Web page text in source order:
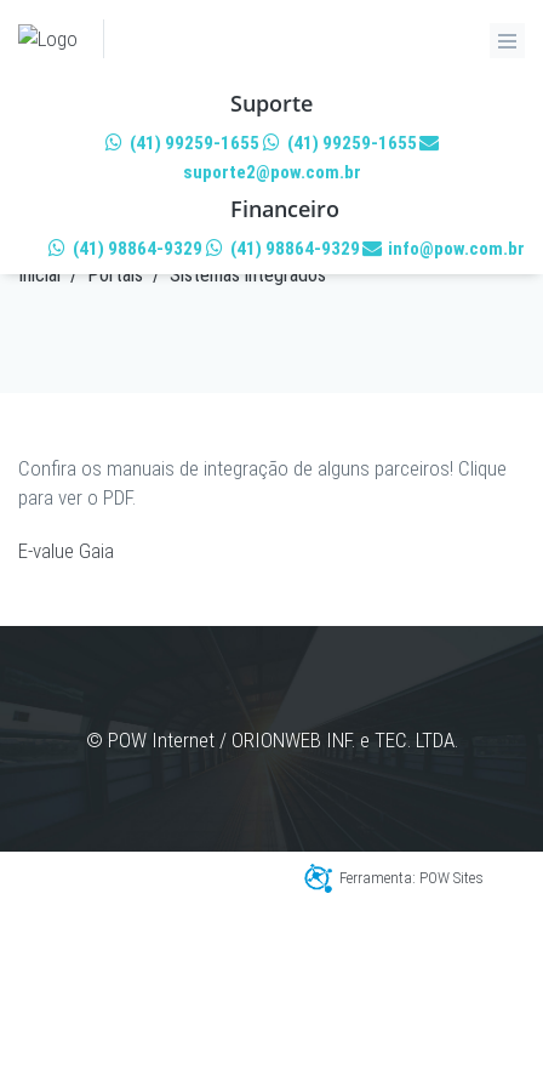
Suporte
(41) 99259-1655
(41) 99259-1655
suporte2@pow.com.br
Financeiro
(41) 98864-9329 (41) 98864-9329 info@pow.com.br
SISTEMAS INTEGRADOS
Inicial / Portais / Sistemas integrados
Confira os manuais de integração de alguns parceiros! Clique
para ver o PDF.
E-value Gaia
© POW Internet / ORIONWEB INF. e TEC. LTDA.
Ferramenta: POW Sites